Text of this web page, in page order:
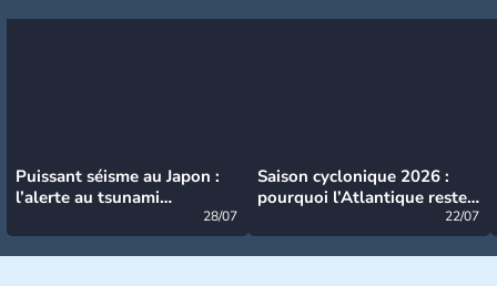
Puissant séisme au Japon :
l’alerte au tsunami
28/07
Saison cyclonique 2026 :
pourquoi l’Atlantique reste
22/07